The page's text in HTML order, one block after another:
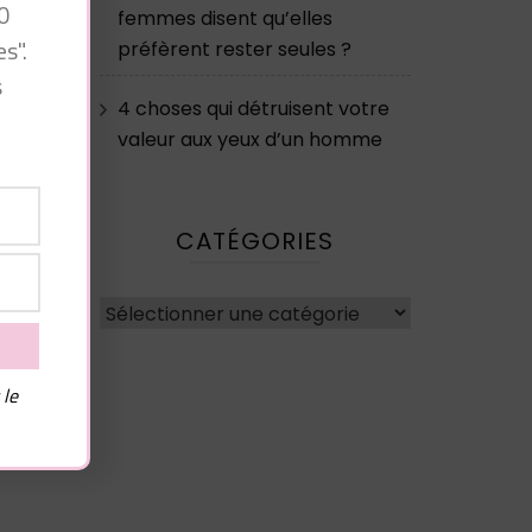
femmes disent qu’elles
préfèrent rester seules ?
4 choses qui détruisent votre
valeur aux yeux d’un homme
CATÉGORIES
Catégories